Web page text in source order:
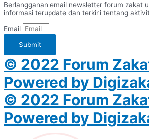
Berlangganan email newsletter forum zakat
informasi terupdate dan terkini tentang
Email
Submit
© 2022 Forum
Powered by
© 2022 Forum
Powered by